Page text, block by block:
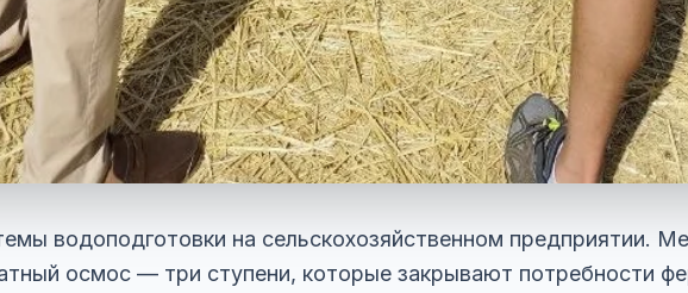
водоподготовки на сельскохозяйственном предприятии.
осмос — три ступени, которые закрывают потребности